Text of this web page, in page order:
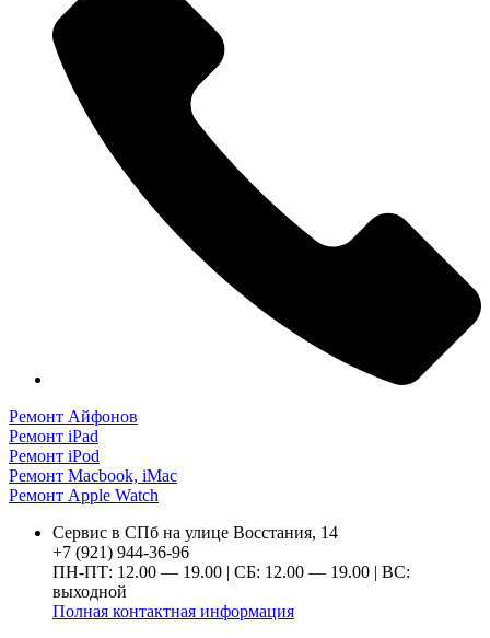
Ремонт Айфонов
Ремонт iPad
Ремонт iPod
Ремонт Macbook, iMac
Ремонт Apple Watch
Сервис в СПб на улице Восстания, 14
+7 (921) 944-36-96
ПН-ПТ: 12.00 — 19.00 | СБ: 12.00 — 19.00 | ВС:
выходной
Полная контактная информация